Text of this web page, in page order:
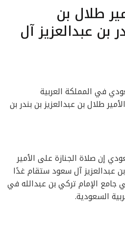
طلال بن
بن عبدالعزيز آل
في المملكة العربية
طلال بن عبدالعزيز بن بندر بن
إن صلاة الجنازة على الأمير
عبدالعزيز آل سعود ستقام غدًا
جامع الإمام تركي بن عبدالله في
السعودية.